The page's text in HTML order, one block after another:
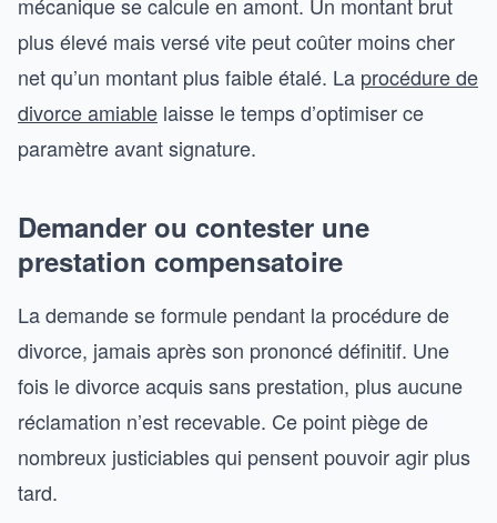
plus élevé mais versé vite peut coûter moins cher
net qu’un montant plus faible étalé. La procédure de
divorce amiable laisse le temps d’optimiser ce
paramètre avant signature.
Demander ou contester une
prestation compensatoire
La demande se formule pendant la procédure de
divorce, jamais après son prononcé définitif. Une
fois le divorce acquis sans prestation, plus aucune
réclamation n’est recevable. Ce point piège de
nombreux justiciables qui pensent pouvoir agir plus
tard.